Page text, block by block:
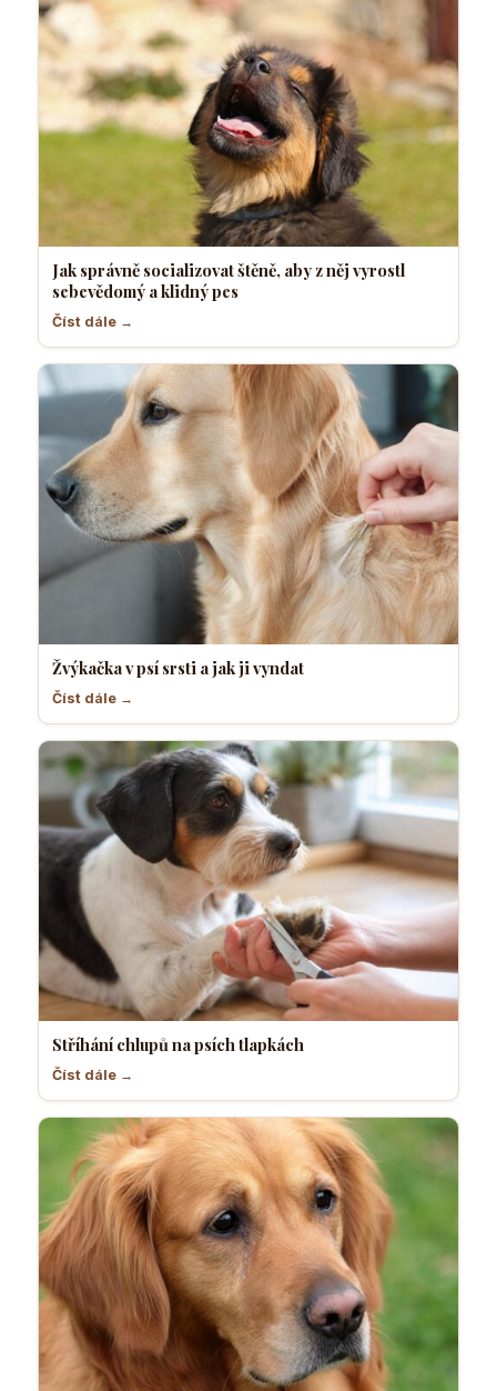
Jak správně socializovat štěně, aby z něj vyrostl
sebevědomý a klidný pes
Číst dále →
Žvýkačka v psí srsti a jak ji vyndat
Číst dále →
Stříhání chlupů na psích tlapkách
Číst dále →